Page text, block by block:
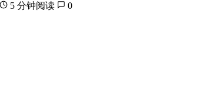
5 分钟阅读 0